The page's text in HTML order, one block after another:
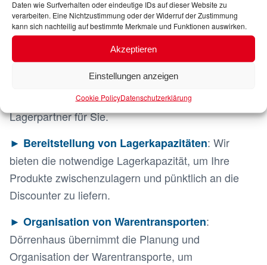
Daten wie Surfverhalten oder eindeutige IDs auf dieser Website zu
verarbeiten. Eine Nichtzustimmung oder der Widerruf der Zustimmung
kann sich nachteilig auf bestimmte Merkmale und Funktionen auswirken.
Akzeptieren
Einstellungen anzeigen
Cookie PolicyDatenschutzerklärung
Dörrenhaus bietet spezialisierteLogistiklösungen
, die auf Effizienz und
Kostenoptimierung ausgerichtet sind. Wenn es
darum geht, Ihre Produkte schnell und effizient zu
den Discountern zu bringen, sind wir der richtige
Lagerpartner für Sie.
► Bereitstellung von Lagerkapazitäten: Wir
bieten die notwendige Lagerkapazität, um Ihre
Produkte zwischenzulagern und pünktlich an die
Discounter zu liefern.
► Organisation von Warentransporten:
Dörrenhaus übernimmt die Planung und
Organisation der Warentransporte, um